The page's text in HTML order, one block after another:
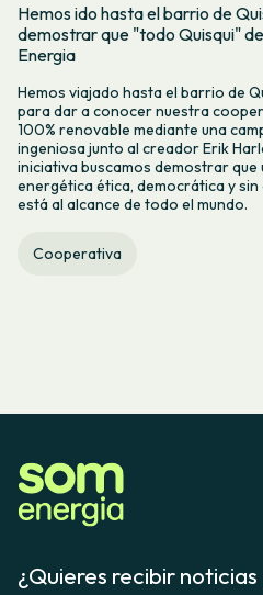
Hemos ido hasta el barrio de
demostrar que "todo Quisqui"
Energia
Hemos viajado hasta el barrio de
para dar a conocer nuestra
100% renovable mediante una
ingeniosa junto al creador Erik
iniciativa buscamos demostrar
energética ética, democrática y sin
está al alcance de todo el mundo.
Cooperativa
¿Quieres recibir noticias